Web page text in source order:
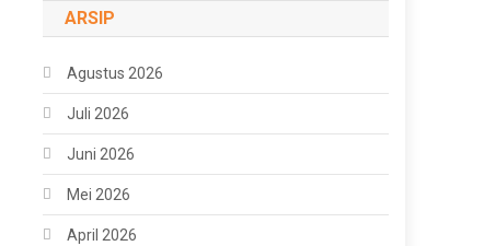
ARSIP
Agustus 2026
Juli 2026
Juni 2026
Mei 2026
April 2026